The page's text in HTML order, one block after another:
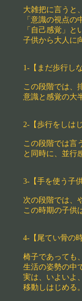
大雑把に言うと、
「意識の視点の
「自己感覚」と
子供から大人に
1-【まだ歩行し
この段階では、
意識と感覚の大
2-【歩行をしは
この段階では言
と同時に、並行
3-【手を使う子
次の段階では、
この時期の子供
4-【尾てい骨の時
椅子であっても
生活の姿勢の中
実は、いよいよ
移動しはじめる。